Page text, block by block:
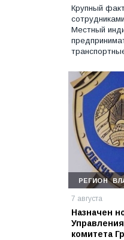
Крупный
Местный
РЕГИОН
7 августа
Назначен
комитета